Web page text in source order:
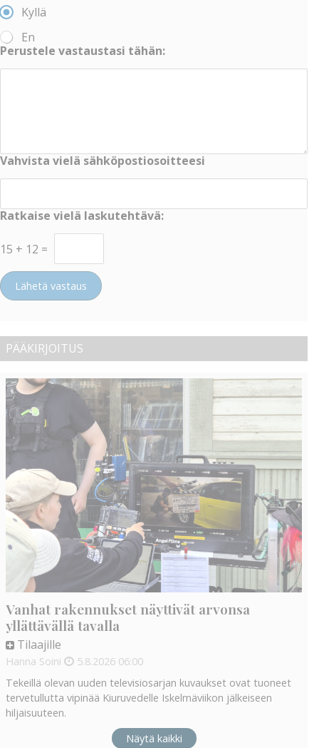
Kyllä
En
Perustele vastaustasi tähän:
Vahvista vielä sähköpostiosoitteesi
Ratkaise vielä laskutehtävä:
15 + 12 =
Lähetä vastaus
PÄÄKIRJOITUS
Vanhat rakennukset näyttivät arvonsa
yllättävällä tavalla
Tilaajille
Hanna Soini 5.8.2026 06:00
Tekeillä olevan uuden televisiosarjan kuvaukset ovat tuoneet
tervetullutta vipinää Kiuruvedelle Iskelmäviikon jälkeiseen
hiljaisuuteen.
Näytä kaikki